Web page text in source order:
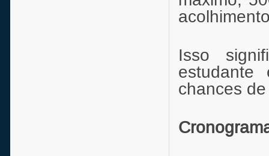
Isso
estudante
chances